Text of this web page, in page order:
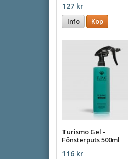
127 kr
Info Köp
Turismo Gel -
Fönsterputs 500ml
116 kr